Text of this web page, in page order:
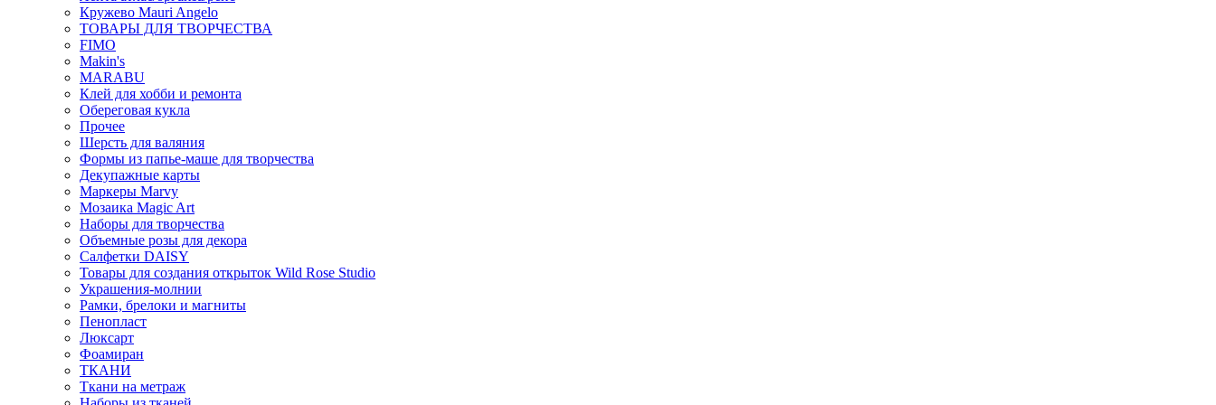
Кружево Mauri Angelo
ТОВАРЫ ДЛЯ ТВОРЧЕСТВА
FIMO
Makin's
MARABU
Клей для хобби и ремонта
Обереговая кукла
Прочее
Шерсть для валяния
Формы из папье-маше для творчества
Декупажные карты
Маркеры Marvy
Мозаика Magic Art
Наборы для творчества
Объемные розы для декора
Салфетки DAISY
Товары для создания открыток Wild Rose Studio
Украшения-молнии
Рамки, брелоки и магниты
Пенопласт
Люксарт
Фоамиран
ТКАНИ
Ткани на метраж